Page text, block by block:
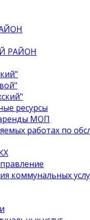
РАЙОН
ресурсы
МОП
работах по
коммунальных